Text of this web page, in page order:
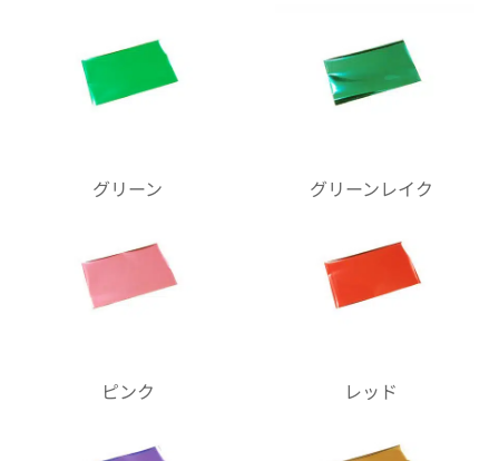
グリーン グリーンレイク
ピンク レッド